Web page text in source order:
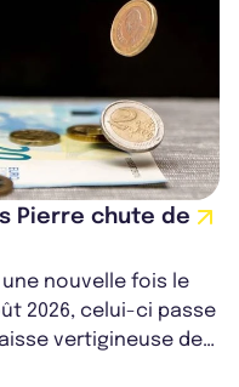
Pierre chute de
une nouvelle fois le
2026, celui-ci passe
vertigineuse de